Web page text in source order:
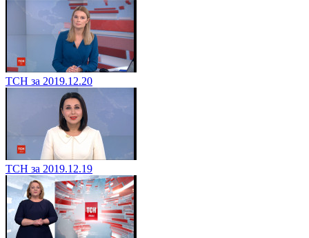
ТСН за 2019.12.20
ТСН за 2019.12.19